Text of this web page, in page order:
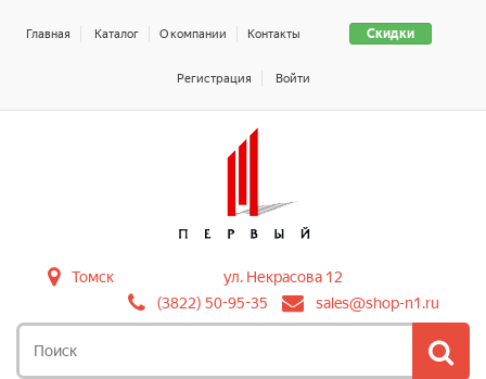
Скидки
Главная Каталог О компании Контакты
Регистрация Войти
Томск
ул. Некрасова 12
(3822) 50-95-35
sales@shop-n1.ru